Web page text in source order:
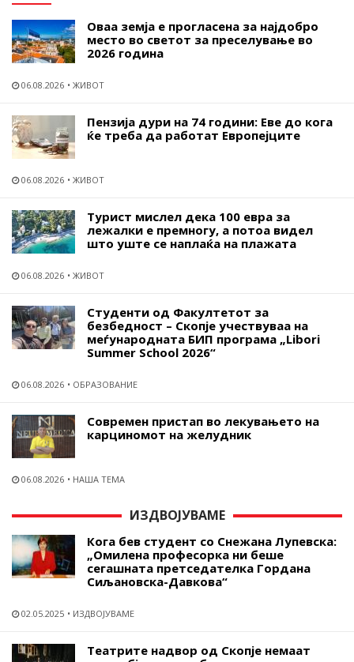
Оваа земја е прогласена за најдобро
место во светот за преселување во
2026 година
06.08.2026 ЖИВОТ
Пензија дури на 74 години: Еве до кога
ќе треба да работат Европејците
06.08.2026 ЖИВОТ
Турист мислел дека 100 евра за
лежалки е премногу, а потоа видел
што уште се наплаќа на плажата
06.08.2026 ЖИВОТ
Студенти од Факултетот за
безбедност – Скопје учествуваа на
меѓународната БИП програма „Libori
Summer School 2026“
06.08.2026 ОБРАЗОВАНИЕ
Современ пристап во лекувањето на
карциномот на желудник
06.08.2026 НАША ТЕМА
ИЗДВОЈУВАМЕ
Кога бев студент со Снежана Лупевска:
„Омилена професорка ни беше
сегашната претседателка Гордана
Сиљановска-Давкова“
02.05.2025 ИЗДВОЈУВАМЕ
Театрите надвор од Скопје немаат